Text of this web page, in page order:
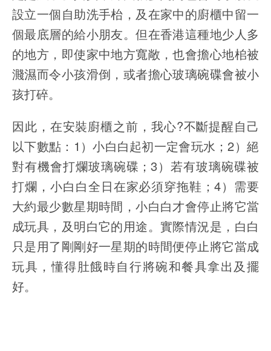
設立一個自助洗手枱，及在家中的廚櫃中留一
個最底層的給小朋友。但在香港這種地少人多
的地方，即使家中地方寬敞，也會擔心地桘被
濺濕而令小孩滑倒，或者擔心玻璃碗碟會被小
孩打碎。
因此，在安裝廚櫃之前，我心?不斷提醒自己
以下數點：1）小白白起初一定會玩水；2）絕
對有機會打爛玻璃碗碟；3）若有玻璃碗碟被
打爛，小白白全日在家必須穿拖鞋；4）需要
大約最少數星期時間，小白白才會停止將它當
成玩具，及明白它的用途。實際情況是，白白
只是用了剛剛好一星期的時間便停止將它當成
玩具，懂得肚餓時自行將碗和餐具拿出及擺
好。